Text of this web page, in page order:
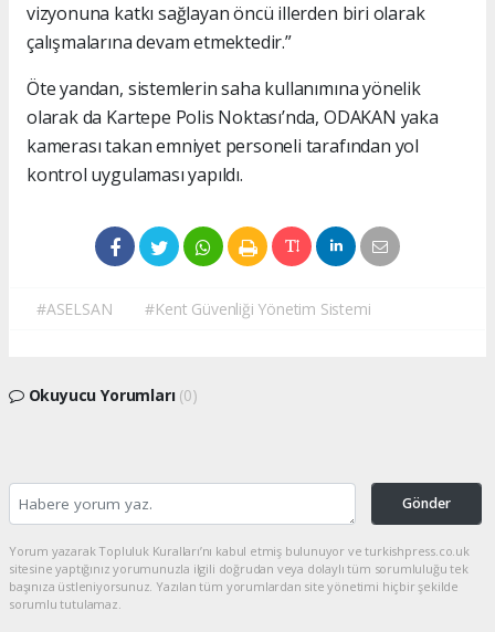
vizyonuna katkı sağlayan öncü illerden biri olarak
çalışmalarına devam etmektedir.”
Öte yandan, sistemlerin saha kullanımına yönelik
olarak da Kartepe Polis Noktası’nda, ODAKAN yaka
kamerası takan emniyet personeli tarafından yol
kontrol uygulaması yapıldı.
#ASELSAN #Kent Güvenliği Yönetim Sistemi
Okuyucu Yorumları (0)
Gönder
Yorum yazarak Topluluk Kuralları’nı kabul etmiş bulunuyor ve turkishpress.co.uk
sitesine yaptığınız yorumunuzla ilgili doğrudan veya dolaylı tüm sorumluluğu tek
başınıza üstleniyorsunuz. Yazılan tüm yorumlardan site yönetimi hiçbir şekilde
sorumlu tutulamaz.